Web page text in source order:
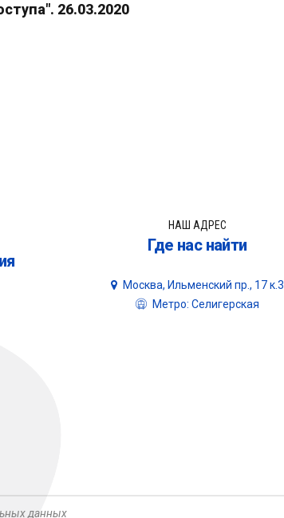
26.03.2020
НАШ АДРЕС
Где нас найти
Москва, Ильменский пр., 17 к.3
Метро: Селигерская
данных